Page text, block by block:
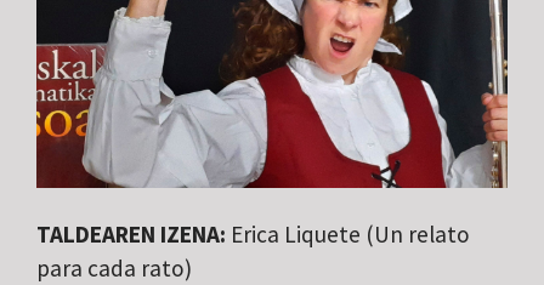
TALDEAREN IZENA: Erica Liquete (Un relato
para cada rato)